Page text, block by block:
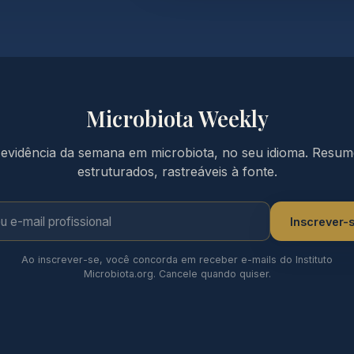
Microbiota Weekly
da semana em microbiota, no seu idioma.
estruturados, rastreáveis à fonte.
mail profissional
Inscrever-
Ao inscrever-se, você concorda em receber e-mails do Instituto
Microbiota.org. Cancele quando quiser.